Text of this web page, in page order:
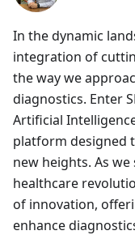
In the dynamic
integration of
the way we
diagnostics. Enter
Artificial
platform designed
new heights. As
healthcare
of innovation,
enhance